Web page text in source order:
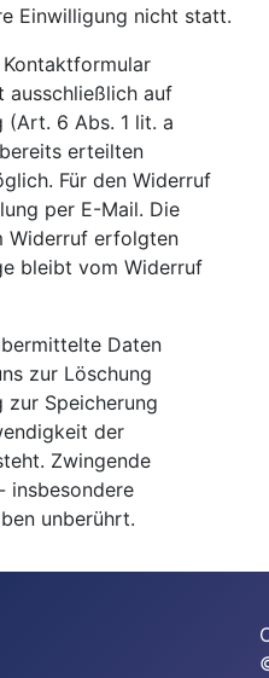
Einwilligung nicht statt.
ausschließlich auf
(Art. 6 Abs. 1 lit. a
erteilten
Für den Widerruf
per E-Mail. Die
Widerruf erfolgten
bleibt vom Widerruf
Daten
zur Löschung
zur Speicherung
der
Zwingende
insbesondere
unberührt.